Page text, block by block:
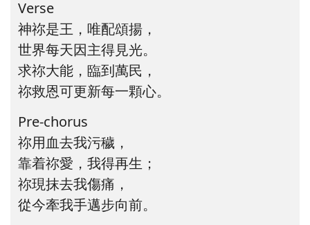
Verse
神祢是王，唯配頌揚，
世界每天因主得見光。
求祢大能，臨到萬民，
祢救恩可更新每一顆心。
Pre-chorus
祢用血去我污穢，
靠着祢愛，我得再生；
祢現抹去我傷痛，
從今牽我手邁步向前。